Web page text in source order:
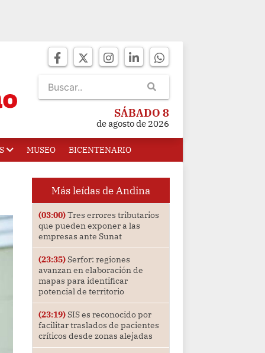
SÁBADO 8
de agosto de 2026
MUSEO BICENTENARIO
Más leídas de Andina
(03:00)Tres errores tributarios
que pueden exponer a las
empresas ante Sunat
(23:35)Serfor: regiones
avanzan en elaboración de
mapas para identificar
potencial de territorio
(23:19)SIS es reconocido por
facilitar traslados de pacientes
críticos desde zonas alejadas